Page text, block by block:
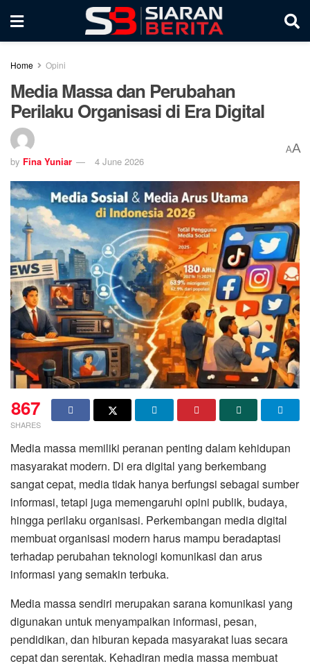
Home Opini
Media Massa dan Perubahan
Perilaku Organisasi di Era Digital
by Fina Yuniar 4 June 2026
AA
867
SHARES
Media massa memiliki peranan penting dalam kehidupan
masyarakat modern. Di era digital yang berkembang
sangat cepat, media tidak hanya berfungsi sebagai sumber
informasi, tetapi juga memengaruhi opini publik, budaya,
hingga perilaku organisasi. Perkembangan media digital
membuat organisasi modern harus mampu beradaptasi
terhadap perubahan teknologi komunikasi dan arus
informasi yang semakin terbuka.
Media massa sendiri merupakan sarana komunikasi yang
digunakan untuk menyampaikan informasi, pesan,
pendidikan, dan hiburan kepada masyarakat luas secara
cepat dan serentak. Kehadiran media massa membuat